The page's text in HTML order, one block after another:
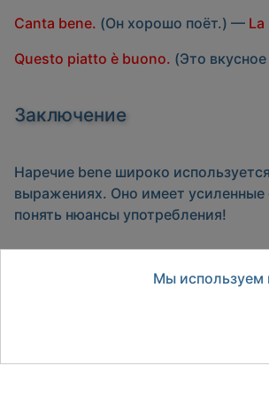
Canta bene. (Он хорошо поёт.) —
Questo piatto è buono. (Это
Заключение
Наречие bene широко
выражениях. Оно имеет
понять нюансы употребления!
Предыдущий: Наречие appena в
Тренажер спряжения OP-1it
Мы используем